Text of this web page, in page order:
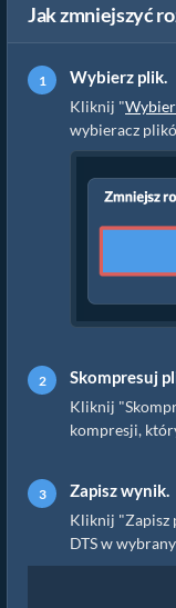
Jak zmniejszyć
Wybierz plik.
Kliknij "
wybieracz
Skompresuj
Kliknij
kompresji,
Zapisz wynik.
Kliknij "Zapisz
DTS w